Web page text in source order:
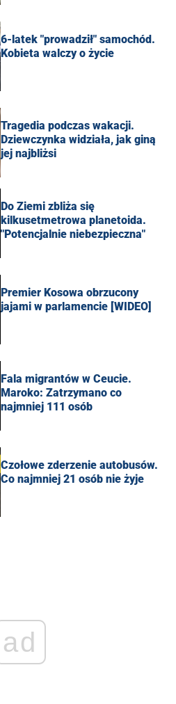
6-latek "prowadził" samochód.
Kobieta walczy o życie
Tragedia podczas wakacji.
Dziewczynka widziała, jak giną
jej najbliżsi
Do Ziemi zbliża się
kilkusetmetrowa planetoida.
"Potencjalnie niebezpieczna"
Premier Kosowa obrzucony
jajami w parlamencie [WIDEO]
Fala migrantów w Ceucie.
Maroko: Zatrzymano co
najmniej 111 osób
Czołowe zderzenie autobusów.
Co najmniej 21 osób nie żyje
ad